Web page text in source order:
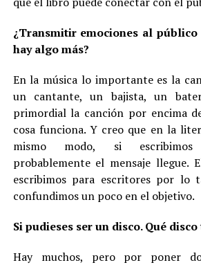
¿Transmitir emociones al
hay algo más?
En la música lo importante es la
un cantante, un bajista, un
primordial la canción por encima
cosa funciona. Y creo que en la
mismo modo, si
probablemente el mensaje llegue.
escribimos para escritores por lo
confundimos un poco en el objetivo.
Si pudieses ser un disco. Qué
Hay muchos, pero por poner